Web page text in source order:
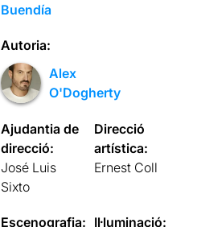
Buendía
Autoria:
Alex
O'Dogherty
Ajudantia de
direcció:
José Luis
Sixto
Direcció
artística:
Ernest Coll
Escenografia: Il·luminació: